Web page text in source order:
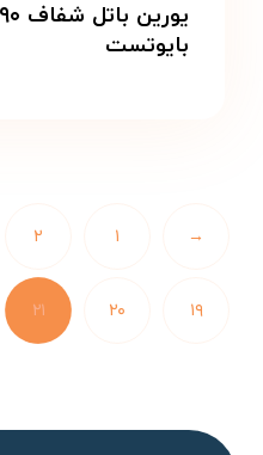
بایوتست
→ ۱ ۲
۱۹ ۲۰ ۲۱